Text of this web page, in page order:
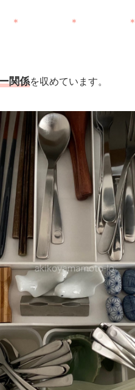
＊ ＊ ＊
関係を収めています。